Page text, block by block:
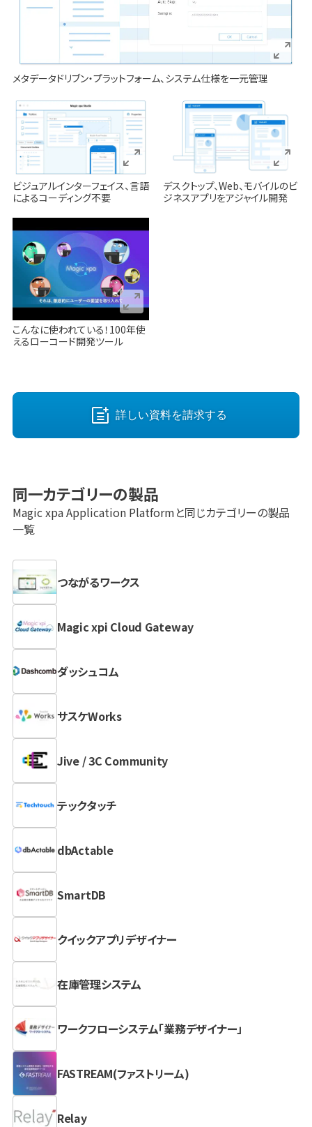
メタデータドリブン・プラットフォーム、システム仕様を一元管理
ビジュアルインターフェイス、言語
によるコーディング不要
デスクトップ、Web、モバイルのビ
ジネスアプリをアジャイル開発
こんなに使われている！100年使
えるローコード開発ツール
詳しい資料を請求する
同一カテゴリーの製品
Magic xpa Application Platformと同じカテゴリーの製品
一覧
つながるワークス
Magic xpi Cloud Gateway
ダッシュコム
サスケWorks
Jive / 3C Community
テックタッチ
dbActable
SmartDB
クイックアプリデザイナー
在庫管理システム
ワークフローシステム「業務デザイナー」
FASTREAM(ファストリーム)
Relay